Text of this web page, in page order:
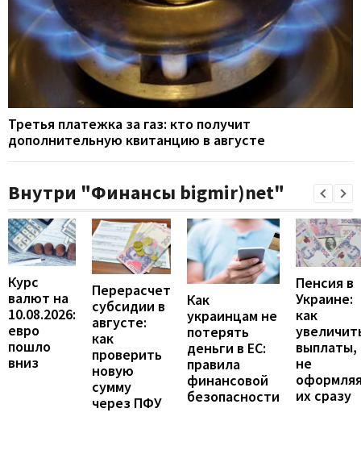
Третья платежка за газ: кто получит
дополнительную квитанцию в августе
Внутри "Финансы bigmir)net"
Курс
валют на
10.08.2026:
евро
пошло
вниз
Перерасчет
субсидии в
августе:
как
проверить
новую
сумму
через ПФУ
Как
украинцам не
потерять
деньги в ЕС:
правила
финансовой
безопасности
Пенсия в
Украине:
как
выплаты,
не
их сразу